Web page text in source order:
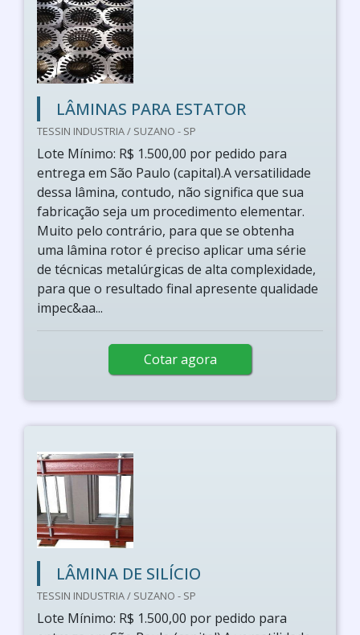
LÂMINAS PARA ESTATOR
TESSIN INDUSTRIA / SUZANO - SP
Lote Mínimo: R$ 1.500,00 por pedido para
entrega em São Paulo (capital).A versatilidade
dessa lâmina, contudo, não significa que sua
fabricação seja um procedimento elementar.
Muito pelo contrário, para que se obtenha
uma lâmina rotor é preciso aplicar uma série
de técnicas metalúrgicas de alta complexidade,
para que o resultado final apresente qualidade
impec&aa...
Cotar agora
LÂMINA DE SILÍCIO
TESSIN INDUSTRIA / SUZANO - SP
Lote Mínimo: R$ 1.500,00 por pedido para